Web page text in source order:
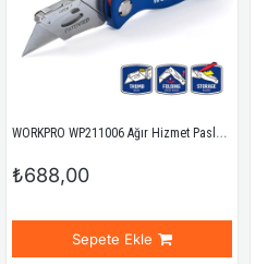
WORKPRO WP211006 Ağır Hizmet Paslanmaz Çelik Gövde Katlanır Rötuş Maket Bıçağı + 6 Adet Yedek Bıçak
₺688,00
Sepete Ekle